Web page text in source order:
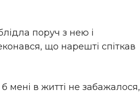
поруч з нею і
що нарешті спіткав
мені в житті не забажалося,